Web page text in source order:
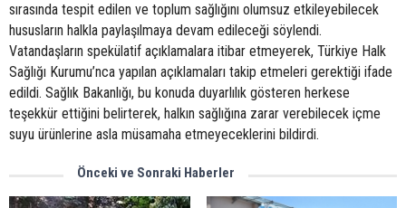
sırasında tespit edilen ve toplum sağlığını olumsuz etkileyebilecek
hususların halkla paylaşılmaya devam edileceği söylendi.
Vatandaşların spekülatif açıklamalara itibar etmeyerek, Türkiye Halk
Sağlığı Kurumu’nca yapılan açıklamaları takip etmeleri gerektiği ifade
edildi. Sağlık Bakanlığı, bu konuda duyarlılık gösteren herkese
teşekkür ettiğini belirterek, halkın sağlığına zarar verebilecek içme
suyu ürünlerine asla müsamaha etmeyeceklerini bildirdi.
Önceki ve Sonraki Haberler